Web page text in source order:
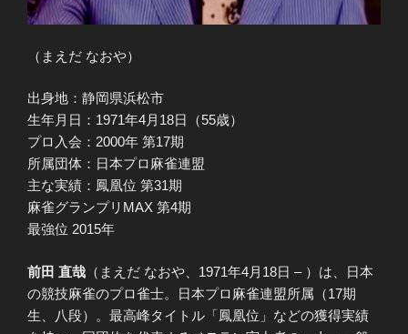
（まえだ なおや）
出身地：静岡県浜松市
生年月日：1971年4月18日（55歳）
プロ入会：2000年 第17期
所属団体：日本プロ麻雀連盟
主な実績：鳳凰位 第31期
麻雀グランプリMAX 第4期
最強位 2015年
前田 直哉 （まえだ なおや、1971年4月18日 – ）は、日本
の競技麻雀のプロ雀士。日本プロ麻雀連盟所属（17期
生、八段）。最高峰タイトル「鳳凰位」などの獲得実績